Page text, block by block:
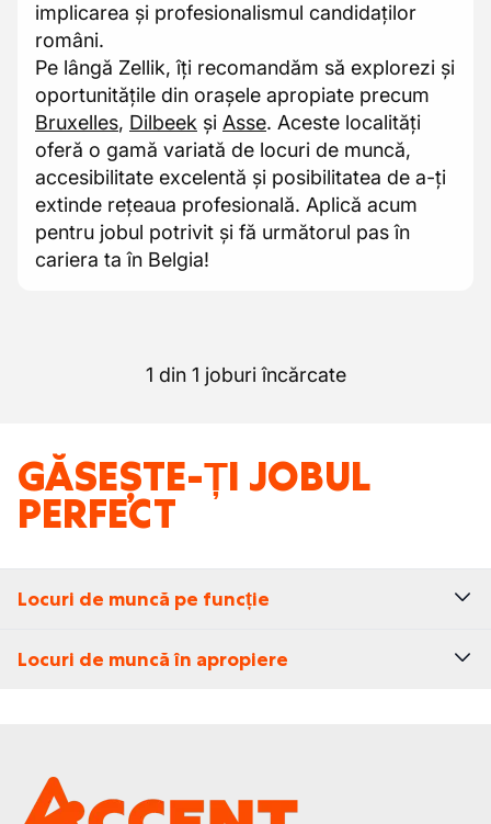
implicarea și profesionalismul candidaților
români.
Pe lângă Zellik, îți recomandăm să explorezi și
oportunitățile din orașele apropiate precum
Bruxelles, Dilbeek și Asse. Aceste localități
oferă o gamă variată de locuri de muncă,
accesibilitate excelentă și posibilitatea de a-ți
extinde rețeaua profesională. Aplică acum
pentru jobul potrivit și fă următorul pas în
cariera ta în Belgia!
1 din 1 joburi încărcate
GĂSEȘTE-ȚI JOBUL
PERFECT
Locuri de muncă pe funcție
Locuri de muncă în apropiere